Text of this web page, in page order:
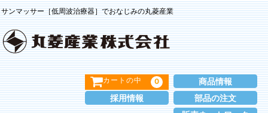
サンマッサー［低周波治療器］でおなじみの丸菱産業
商品情報
カートの中 0
部品の注文
採用情報